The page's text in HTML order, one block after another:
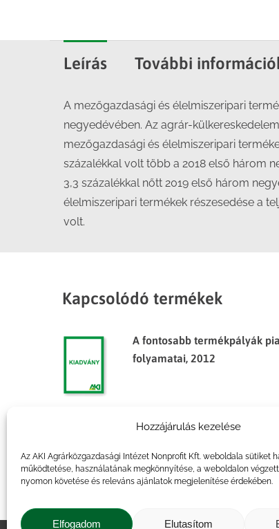
Hozzájárulás kezelése
Az AKI Agrárközgazdasági Intézet Nonprofit Kft. weboldala sütiket
működtetése, használatának megkönnyítése, a weboldalon
nyomon követése és releváns ajánlatok megjelenítése érdekében.
Elfogadom Elutasítom
Leírás További
A mezőgazdasági és élelmiszeripari
negyedévében. Az agrár-
mezőgazdasági és élelmiszeripari
százalékkal volt több a 2018 első három
3,3 százalékkal nőtt 2019 első három
élelmiszeripari termékek részesedése a
volt.
Kapcsolódó termékek
A fontosabb termékpályák
folyamatai, 2012
Agrárpiaci jelentések –